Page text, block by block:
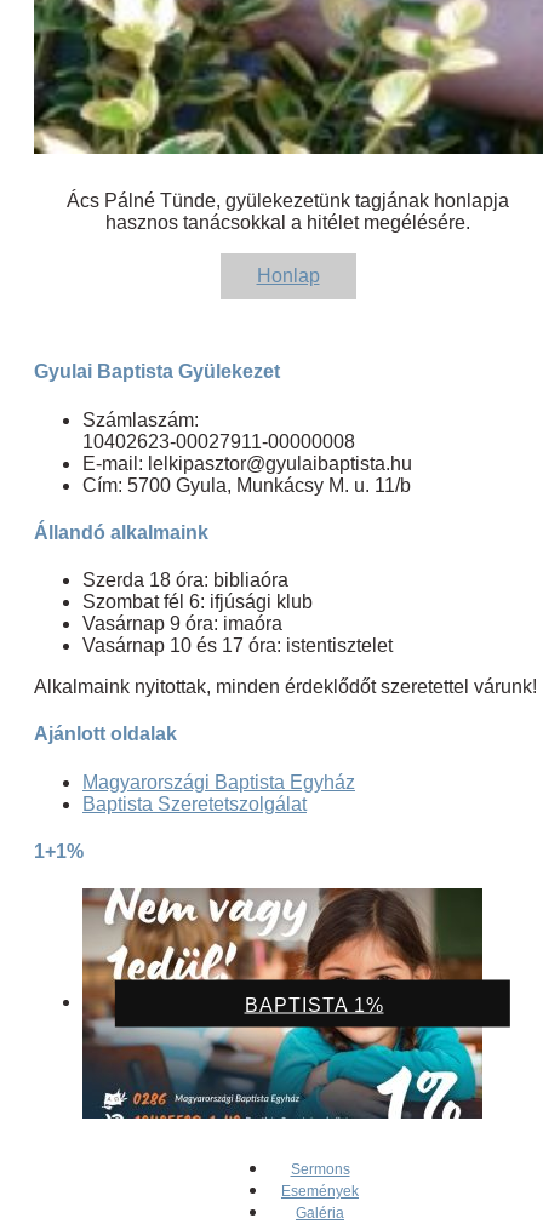
Ács Pálné Tünde, gyülekezetünk tagjának honlapja
hasznos tanácsokkal a hitélet megélésére.
Honlap
Gyulai Baptista Gyülekezet
Számlaszám:
10402623-00027911-00000008
E-mail: lelkipasztor@gyulaibaptista.hu
Cím: 5700 Gyula, Munkácsy M. u. 11/b
Állandó alkalmaink
Szerda 18 óra: bibliaóra
Szombat fél 6: ifjúsági klub
Vasárnap 9 óra: imaóra
Vasárnap 10 és 17 óra: istentisztelet
Alkalmaink nyitottak, minden érdeklődőt szeretettel várunk!
Ajánlott oldalak
Magyarországi Baptista Egyház
Baptista Szeretetszolgálat
1+1%
BAPTISTA 1%
Sermons
Események
Galéria